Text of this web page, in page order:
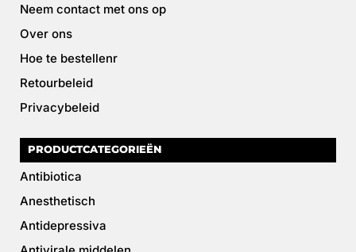
Neem contact met ons op
Over ons
Hoe te bestellenr
Retourbeleid
Privacybeleid
PRODUCTCATEGORIEËN
Antibiotica
Anesthetisch
Antidepressiva